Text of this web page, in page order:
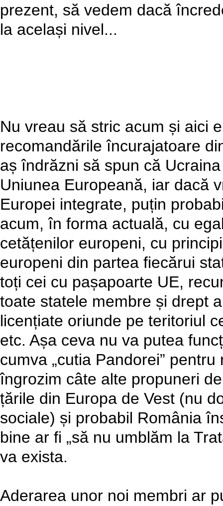
prezent, să vedem dacă
la același nivel...
Nu vreau să stric acum și aici
recomandările încurajatoare
aș îndrăzni să spun că
Uniunea Europeană, iar dacă
Europei integrate, puțin
acum, în forma actuală, cu
cetățenilor europeni, cu
europeni din partea fiecărui
toți cei cu pașapoarte UE,
toate statele membre și drept
licențiate oriunde pe teritoriul
etc. Așa ceva nu va putea
cumva „cutia Pandorei”
îngrozim câte alte propuneri
țările din Europa de Vest (nu
sociale) și probabil România
bine ar fi „să nu umblăm la
va exista.
Aderarea unor noi membri ar